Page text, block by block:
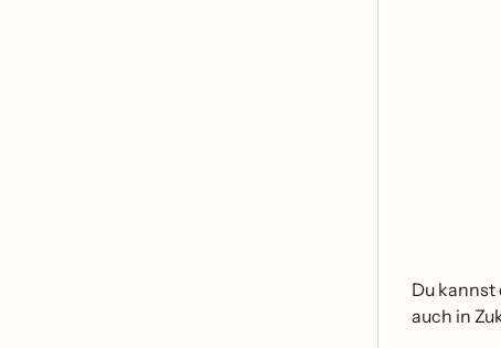
Du kannst
auch in